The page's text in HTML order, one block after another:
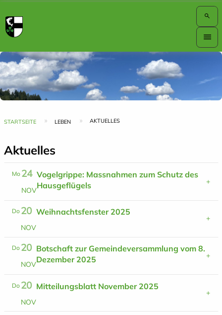
search
menu
Pfadnavigation
STARTSEITE LEBEN AKTUELLES
Aktuelles
Mo 24
NOV
Vogelgrippe: Massnahmen zum Schutz des
Hausgeflügels
Do 20
NOV
Weihnachtsfenster 2025
Do 20
NOV
Botschaft zur Gemeindeversammlung vom 8.
Dezember 2025
Do 20
NOV
Mitteilungsblatt November 2025